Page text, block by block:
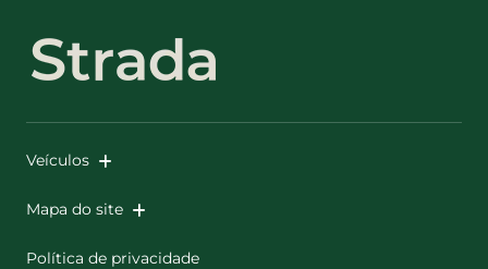
Veículos
Mapa do site
Política de privacidade